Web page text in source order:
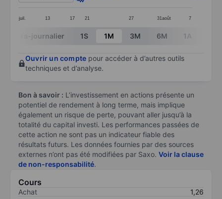
juil. 13 17 21 27 31 août 7
End of interactive chart.
Intra-journalier 1S 1M 3M 6M 1A
Ouvrir un compte pour accéder à d’autres outils
techniques et d’analyse.
Bon à savoir : L’investissement en actions présente un
potentiel de rendement à long terme, mais implique
également un risque de perte, pouvant aller jusqu’à la
totalité du capital investi. Les performances passées de
cette action ne sont pas un indicateur fiable des
résultats futurs. Les données fournies par des sources
externes n’ont pas été modifiées par Saxo. Voir la clause
de non-responsabilité.
Cours
Achat
1,26